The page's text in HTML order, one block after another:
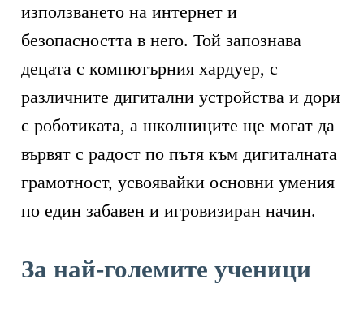
използването на интернет и
безопасността в него. Той запознава
децата с компютърния хардуер, с
различните дигитални устройства и дори
с роботиката, а школниците ще могат да
вървят с радост по пътя към дигиталната
грамотност, усвоявайки основни умения
по един забавен и игровизиран начин.
За най-големите ученици